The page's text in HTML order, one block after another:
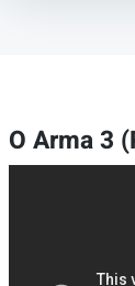
O Arma 3